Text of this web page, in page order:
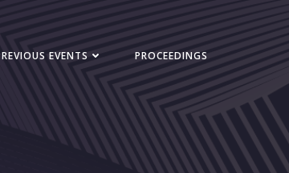
EVENTS PROCEEDINGS